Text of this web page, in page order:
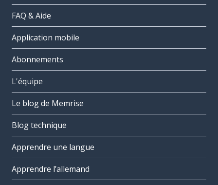
FAQ & Aide
Application mobile
Abonnements
L'équipe
Le blog de Memrise
Blog technique
Apprendre une langue
Apprendre l’allemand